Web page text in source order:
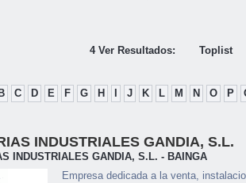
4 Ver Resultados: Toplist
B C D E F G H J K L M N O P
INDUSTRIALES GANDIA, S.L.
INDUSTRIALES GANDIA, S.L. - BAINGA
Empresa dedicada a la venta,